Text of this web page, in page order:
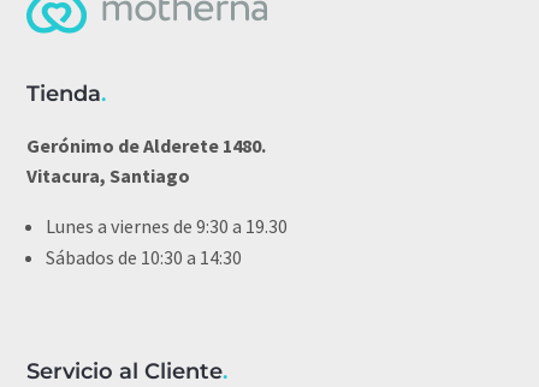
Tienda.
Gerónimo de Alderete 1480.
Vitacura, Santiago
Lunes a viernes de 9:30 a 19.30
Sábados de 10:30 a 14:30
Servicio al Cliente.